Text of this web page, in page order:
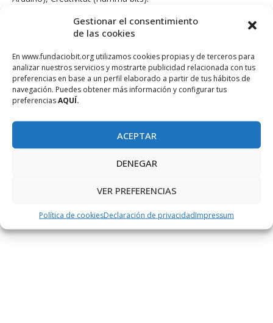
Gestionar el consentimiento
de las cookies
En www.fundaciobit.org utilizamos cookies propias y de terceros para
analizar nuestros servicios y mostrarte publicidad relacionada con tus
preferencias en base a un perfil elaborado a partir de tus hábitos de
navegación. Puedes obtener más información y configurar tus
preferenciasAQUÍ.
ACEPTAR
DENEGAR
VER PREFERENCIAS
Política de cookiesDeclaración de privacidadImpressum
, taller d’animació 3D, art digital amb
Nexus Roboticaofereix extraescolars enLego, idiomes
robòticaivídeo jocs.
Learnbydoing.ibsis.es
d’activitats.
aquest tipus d’activitats és un acte per mostrar-los que la seva
nen que ha sobreviscut»(Ursula K. Le Guin).